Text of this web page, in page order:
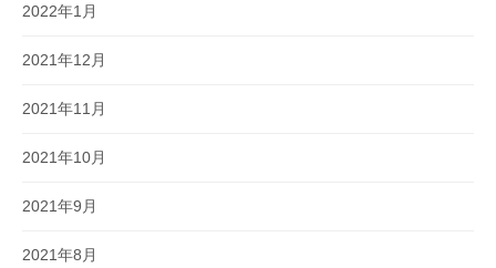
2022年1月
2021年12月
2021年11月
2021年10月
2021年9月
2021年8月